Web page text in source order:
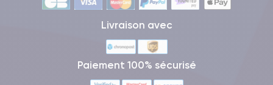
Livraison avec
Paiement 100% sécurisé